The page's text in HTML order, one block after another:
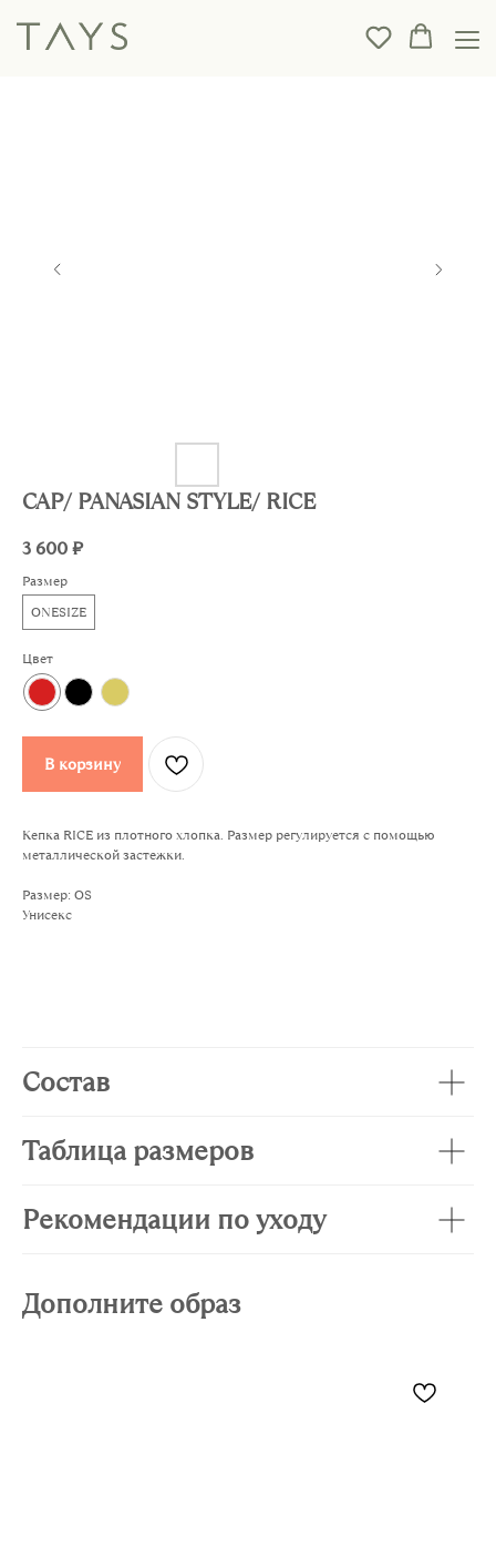
CAP/ PANASIAN STYLE/ RICE
3 600₽
Размер
ONESIZE
Цвет
В корзину
Кепка RICE из плотного хлопка. Размер регулируется с помощью
металлической застежки.
Размер: OS
Унисекс
Состав
Таблица размеров
Рекомендации по уходу
Дополните образ